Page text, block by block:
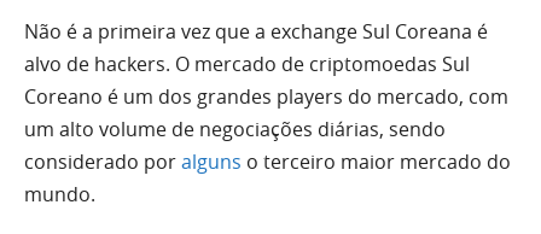
Não é a primeira vez que a exchange Sul Coreana é
alvo de hackers. O mercado de criptomoedas Sul
Coreano é um dos grandes players do mercado, com
um alto volume de negociações diárias, sendo
considerado poralguns o terceiro maior mercado do
mundo.